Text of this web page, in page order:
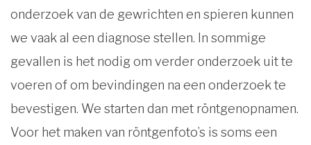
onderzoek van de gewrichten en spieren kunnen
we vaak al een diagnose stellen. In sommige
gevallen is het nodig om verder onderzoek uit te
voeren of om bevindingen na een onderzoek te
bevestigen. We starten dan met röntgenopnamen.
Voor het maken van röntgenfoto’s is soms een